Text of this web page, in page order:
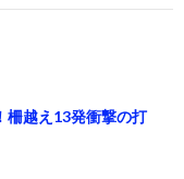
柵越え13発衝撃の打